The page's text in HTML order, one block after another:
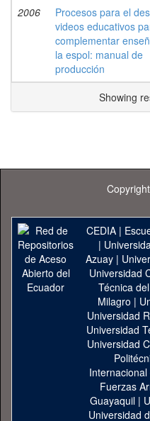
2006
Procesos para el
videos educativos
complementar
la espol: manual de
producción
Showing
CEDIA|
|
Azuay|
Universidad
Técnica
Milagro |
Universidad
Universidad
Universidad
Fuerzas
Guayaquil|
Universidad